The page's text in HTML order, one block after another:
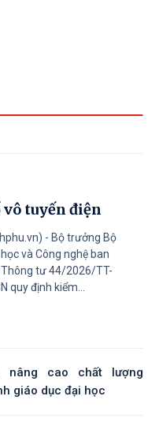
Thủ tướng Chính phủ
loại doanh nghiệp
cấu lại vốn nhà nước
nhà nước, doanh
nhà nước
kèm
nhiệm vụ trọng tâm
kèm
tuyến điện
- Bộ trưởng Bộ
và Công nghệ ban
Thông tư 44/2026/TT-
quy định kiểm...
nâng cao chất lượng
giáo dục đại học